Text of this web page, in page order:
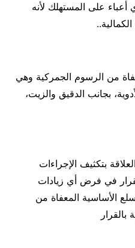
على المستهلك لأنه
من الرسوم الجمركية وهي
بجانب الدقيق والزيت،
بتكثيف الإجراءات
في فرض أي زيادات
الأساسية المعفاة من